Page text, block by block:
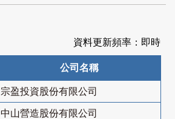
資料更新頻率：即時
公司名稱
宗盈投資股份有限公司
中山營造股份有限公司